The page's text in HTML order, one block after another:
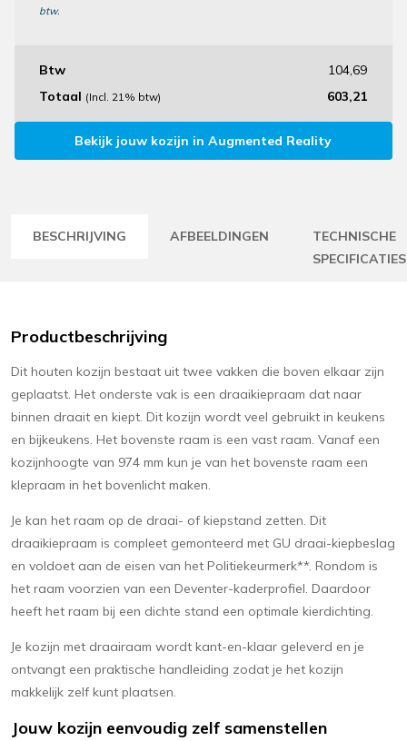
btw.
Btw
104,69
Totaal (Incl. 21% btw) 603,21
Bekijk jouw kozijn in Augmented Reality
BESCHRIJVING AFBEELDINGEN
TECHNISCHE
SPECIFICATIES
Productbeschrijving
Dit houten kozijn bestaat uit twee vakken die boven elkaar zijn
geplaatst. Het onderste vak is een draaikiepraam dat naar
binnen draait en kiept. Dit kozijn wordt veel gebruikt in keukens
en bijkeukens. Het bovenste raam is een vast raam. Vanaf een
kozijnhoogte van 974 mm kun je van het bovenste raam een
klepraam in het bovenlicht maken.
Je kan het raam op de draai- of kiepstand zetten. Dit
draaikiepraam is compleet gemonteerd met GU draai-kiepbeslag
en voldoet aan de eisen van het Politiekeurmerk**. Rondom is
het raam voorzien van een Deventer-kaderprofiel. Daardoor
heeft het raam bij een dichte stand een optimale kierdichting.
Je kozijn met draairaam wordt kant-en-klaar geleverd en je
ontvangt een praktische handleiding zodat je het kozijn
makkelijk zelf kunt plaatsen.
Jouw kozijn eenvoudig zelf samenstellen